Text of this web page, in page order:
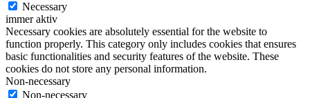
Necessary
immer aktiv
Necessary cookies are absolutely essential for the website to
function properly. This category only includes cookies that ensures
basic functionalities and security features of the website. These
cookies do not store any personal information.
Non-necessary
Non-necessary